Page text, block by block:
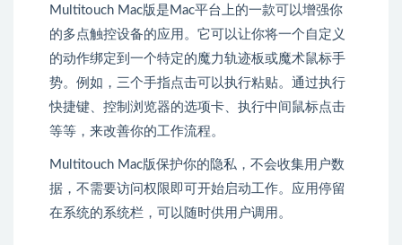
Multitouch Mac版是Mac平台上的一款可以增强你
的多点触控设备的应用。它可以让你将一个自定义
的动作绑定到一个特定的魔力轨迹板或魔术鼠标手
势。例如，三个手指点击可以执行粘贴。通过执行
快捷键、控制浏览器的选项卡、执行中间鼠标点击
等等，来改善你的工作流程。
Multitouch Mac版保护你的隐私，不会收集用户数
据，不需要访问权限即可开始启动工作。应用停留
在系统的系统栏，可以随时供用户调用。